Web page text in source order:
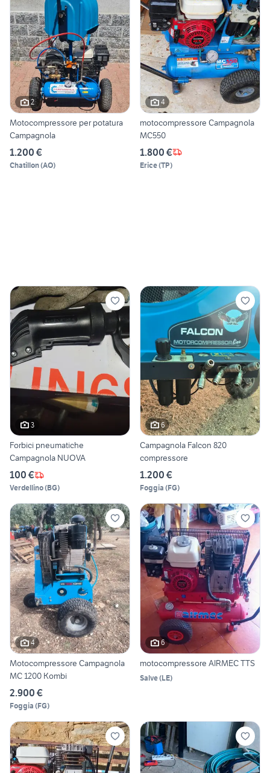
2
Motocompressore per potatura
Campagnola
1.200 €
Chatillon(AO)
4
motocompressore Campagnola
MC550
1.800 €
Erice(TP)
3
Forbici pneumatiche
Campagnola NUOVA
100 €
Verdellino(BG)
6
Campagnola Falcon 820
compressore
1.200 €
Foggia (FG)
4
Motocompressore Campagnola
MC 1200 Kombi
2.900 €
Foggia (FG)
6
motocompressore AIRMEC TTS
Salve(LE)